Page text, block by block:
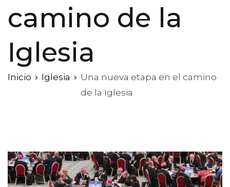
camino de la
Iglesia
Inicio Iglesia
Una nueva etapa en el camino
de la Iglesia